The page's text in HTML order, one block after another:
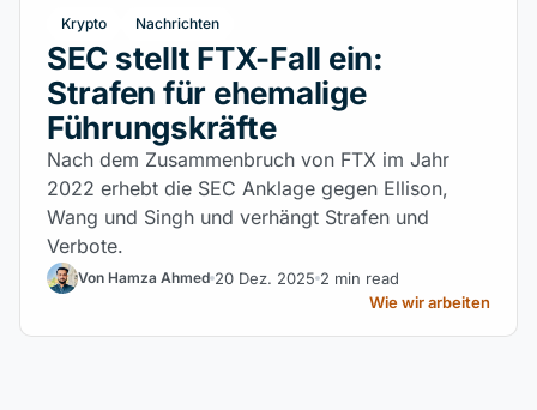
Krypto Nachrichten
SEC stellt FTX-Fall ein:
Strafen für ehemalige
Führungskräfte
Nach dem Zusammenbruch von FTX im Jahr
2022 erhebt die SEC Anklage gegen Ellison,
Wang und Singh und verhängt Strafen und
Verbote.
Von Hamza Ahmed 20 Dez. 2025 2 min read
Wie wir arbeiten